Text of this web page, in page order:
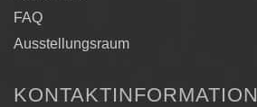
FAQ
Ausstellungsraum
KONTAKTINFORMATION